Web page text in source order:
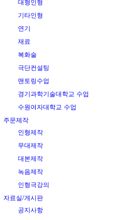
기타인형
연기
재료
복화술
극단컨설팅
맨토링수업
경기과학기술대학교 수업
수원여자대학교 수업
주문제작
인형제작
무대제작
대본제작
녹음제작
인형극강의
자료실/게시판
공지사항